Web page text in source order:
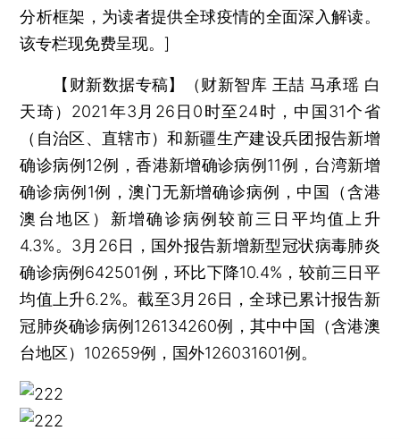
分析框架，为读者提供全球疫情的全面深入解读。
该专栏现免费呈现。]
【财新数据专稿】（财新智库 王喆 马承瑶 白
天琦） 2021年3月26日0时至24时，中国31个省
（自治区、直辖市）和新疆生产建设兵团报告新增
确诊病例12例，香港新增确诊病例11例，台湾新增
确诊病例1例，澳门无新增确诊病例，中国（含港
澳台地区）新增确诊病例较前三日平均值上升
4.3%。3月26日，国外报告新增新型冠状病毒肺炎
确诊病例642501例，环比下降10.4%，较前三日平
均值上升6.2%。截至3月26日，全球已累计报告新
冠肺炎确诊病例126134260例，其中中国（含港澳
台地区）102659例，国外126031601例。